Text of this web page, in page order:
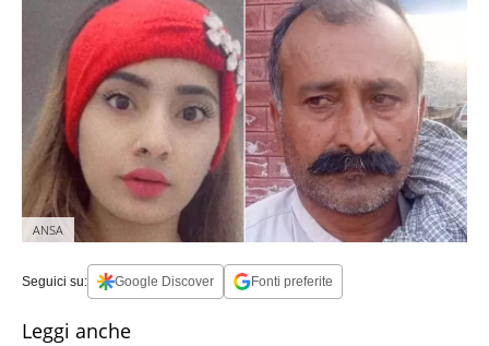
ANSA
Seguici su: Google Discover Fonti preferite
Leggi anche